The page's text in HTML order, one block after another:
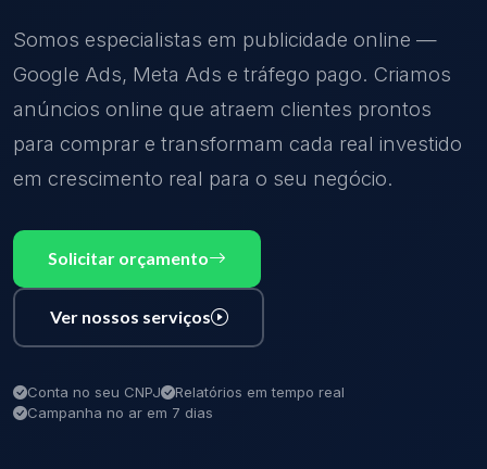
Somos especialistas em publicidade online —
Google Ads, Meta Ads e tráfego pago. Criamos
anúncios online que atraem clientes prontos
para comprar e transformam cada real investido
em crescimento real para o seu negócio.
Solicitar orçamento
Ver nossos serviços
Conta no seu CNPJ
Relatórios em tempo real
Campanha no ar em 7 dias